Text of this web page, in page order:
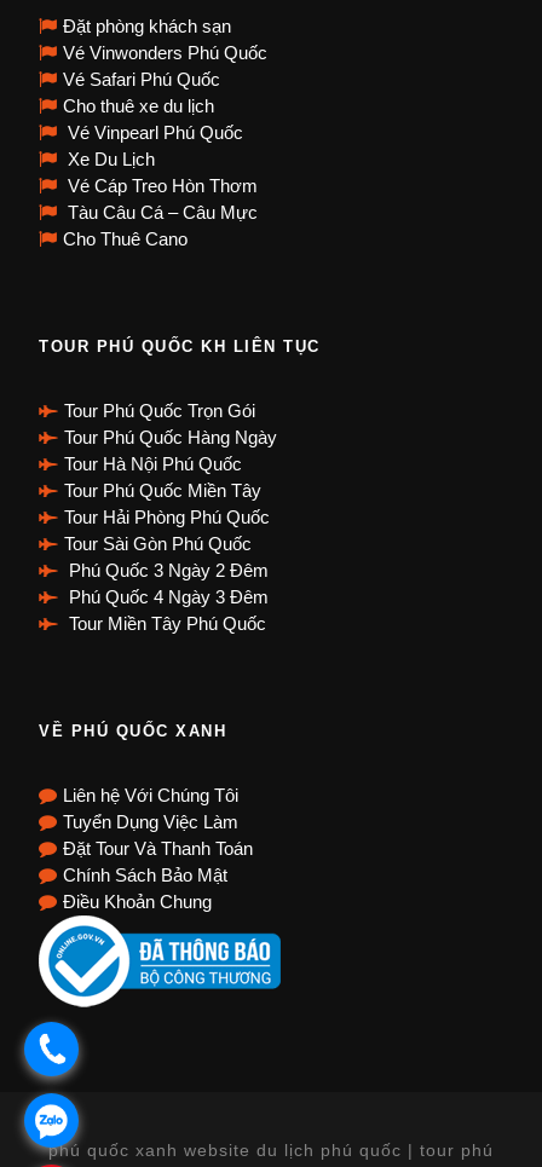
Đặt phòng khách sạn
Vé Vinwonders Phú Quốc
Vé Safari Phú Quốc
Cho thuê xe du lịch
Vé Vinpearl Phú Quốc
Xe Du Lịch
Vé Cáp Treo Hòn Thơm
Tàu Câu Cá – Câu Mực
Cho Thuê Cano
TOUR PHÚ QUỐC KH LIÊN TỤC
Tour Phú Quốc Trọn Gói
Tour Phú Quốc Hàng Ngày
Tour Hà Nội Phú Quốc
Tour Phú Quốc Miền Tây
Tour Hải Phòng Phú Quốc
Tour Sài Gòn Phú Quốc
Phú Quốc 3 Ngày 2 Đêm
Phú Quốc 4 Ngày 3 Đêm
Tour Miền Tây Phú Quốc
VỀ PHÚ QUỐC XANH
Liên hệ Với Chúng Tôi
Tuyển Dụng Việc Làm
Đặt Tour Và Thanh Toán
Chính Sách Bảo Mật
Điều Khoản Chung
phú quốc xanh website du lịch phú quốc | tour phú
.
.